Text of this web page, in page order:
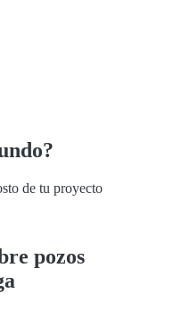
de tu proyecto
pozos